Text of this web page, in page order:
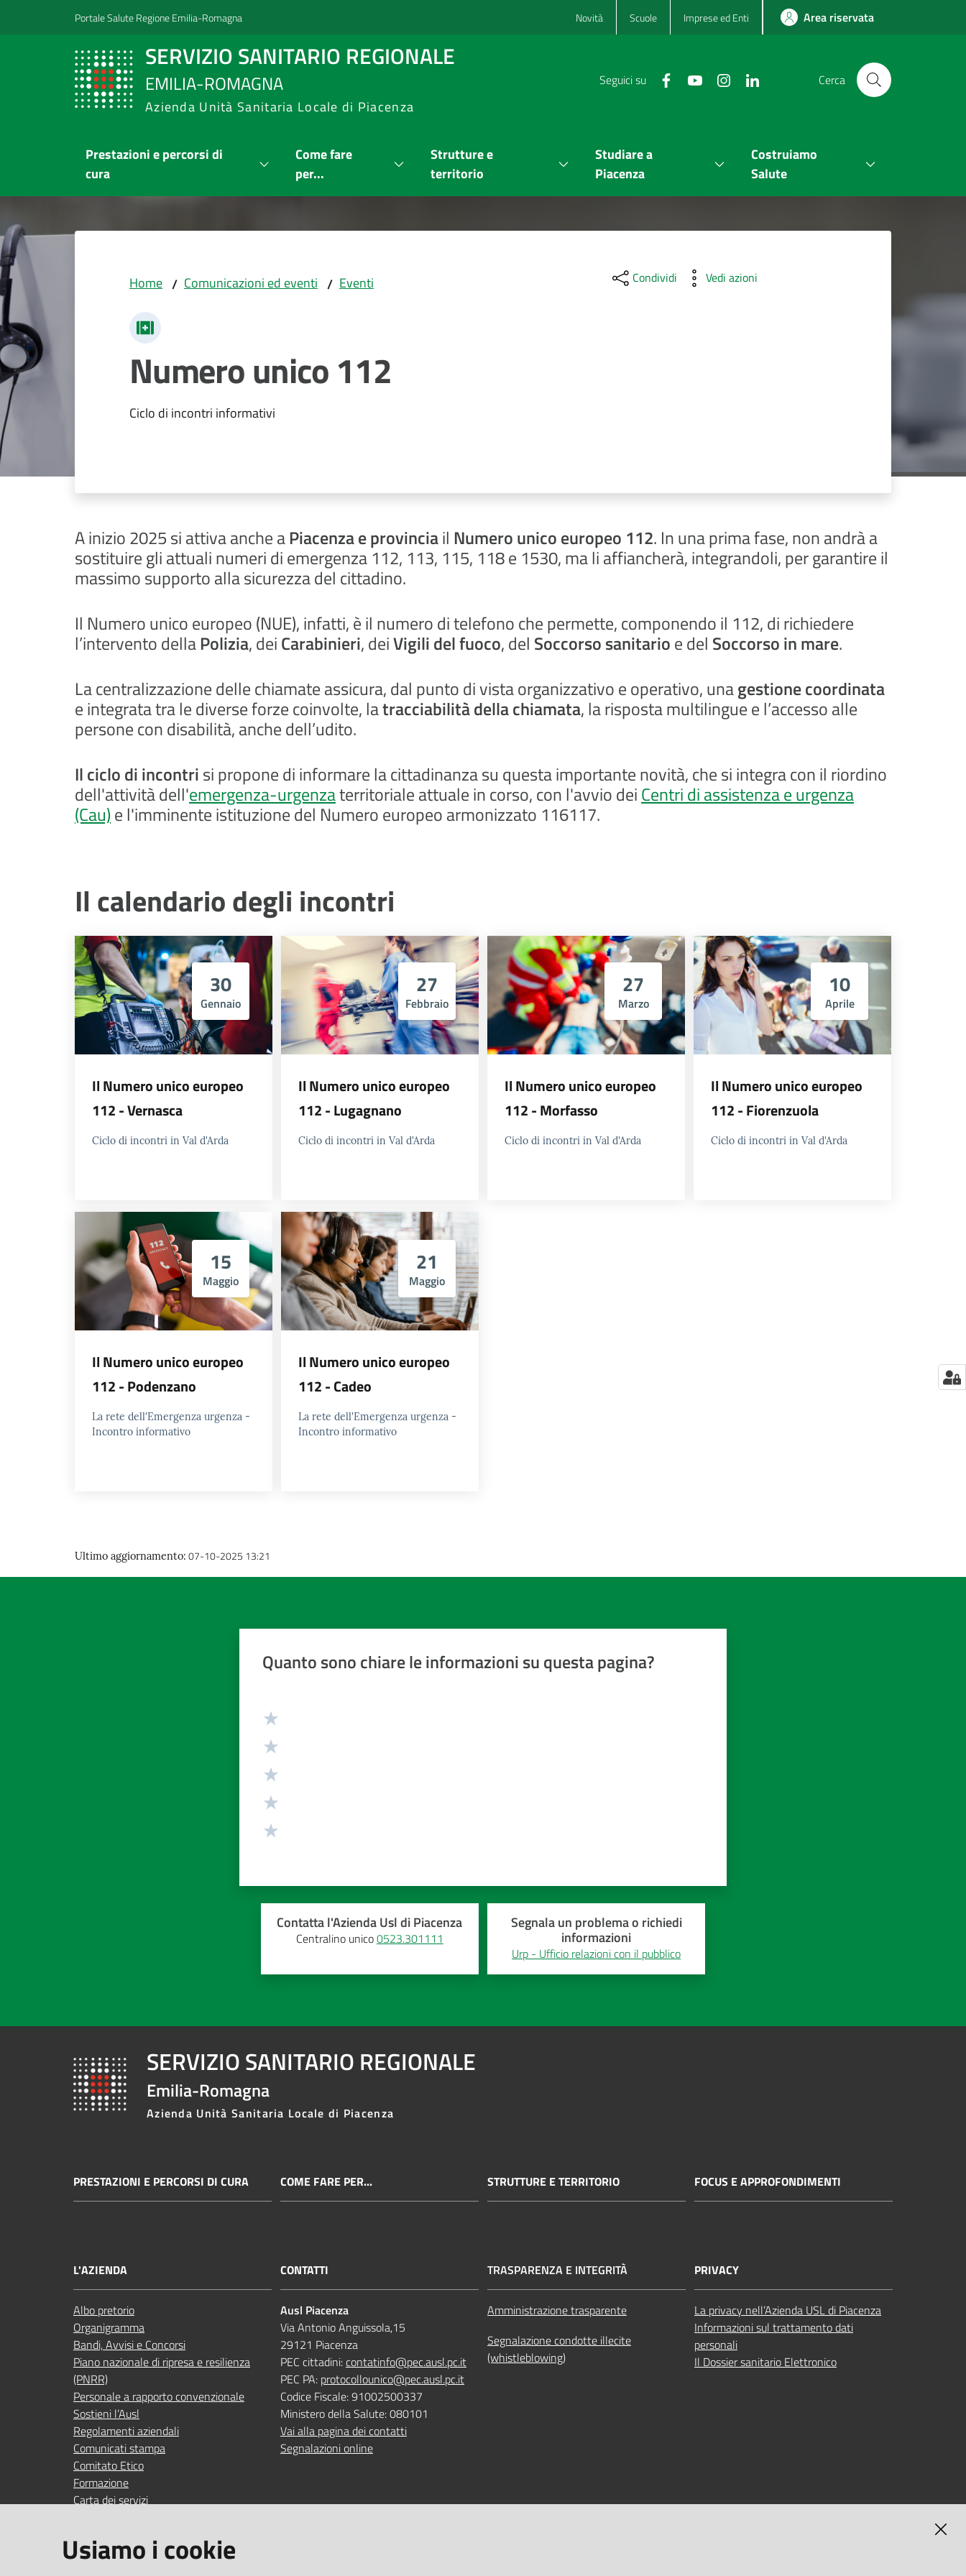
Vai al contenuto
Vai alla navigazionePortale Salute Regione Emilia-Romagna Novità Scuole Imprese ed Enti Area riservata
SERVIZIO SANITARIO REGIONALE
EMILIA-ROMAGNA
Azienda Unità Sanitaria Locale di Piacenza
Seguici su Cerca
Prestazioni e percorsi di
cura
Come fare
per...
Strutture e
territorio
Studiare a
Piacenza
Costruiamo
Salute
Home / Comunicazioni ed eventi / Eventi
Numero unico 112
Ciclo di incontri informativi
Condividi Vedi azioni
A inizio 2025 si attiva anche aPiacenza e provinciail Numero unico europeo 112. In una prima fase, non andrà a
sostituire gli attuali numeri di emergenza 112, 113, 115, 118 e 1530, ma li affiancherà, integrandoli, per garantire il
massimo supporto alla sicurezza del cittadino.
Il Numero unico europeo (NUE), infatti, è il numero di telefono che permette, componendo il 112, di richiedere
l’intervento dellaPolizia, deiCarabinieri, deiVigili del fuoco, del Soccorso sanitarioe del Soccorso in mare.
La centralizzazione delle chiamate assicura, dal punto di vista organizzativo e operativo, unagestione coordinata
e integrata tra le diverse forze coinvolte, latracciabilità della chiamata, larisposta multilingue e l’accesso alle
persone con disabilità, anche dell’udito.
Il ciclo di incontrisi propone di informare la cittadinanza su questa importante novità, che si integra con il riordino
dell'attività dell'emergenza-urgenzaterritoriale attuale in corso, con l'avvio deiCentri di assistenza e urgenza
(Cau)e l'imminente istituzione del Numero europeo armonizzato 116117.
Il calendario degli incontri
30
Gennaio
Il Numero unico europeo
112 - Vernasca
Ciclo di incontri in Val d'Arda
27
Febbraio
Il Numero unico europeo
112 - Lugagnano
Ciclo di incontri in Val d'Arda
27
Marzo
Il Numero unico europeo
112 - Morfasso
Ciclo di incontri in Val d'Arda
10
Aprile
Il Numero unico europeo
112 - Fiorenzuola
Ciclo di incontri in Val d'Arda
15
Maggio
Il Numero unico europeo
112 - Podenzano
La rete dell'Emergenza urgenza -
Incontro informativo
21
Maggio
Il Numero unico europeo
112 - Cadeo
La rete dell'Emergenza urgenza -
Incontro informativo
Ultimo aggiornamento: 07-10-2025 13:21
Quanto sono chiare le informazioni su questa pagina?
Contatta l'Azienda Usl di Piacenza
Centralino unico0523.301111
Segnala un problema o richiedi
informazioni
Urp - Ufficio relazioni con il pubblico
SERVIZIO SANITARIO REGIONALE
Emilia-Romagna
Azienda Unità Sanitaria Locale di Piacenza
PRESTAZIONI E PERCORSI DI CURA COME FARE PER... STRUTTURE E TERRITORIO FOCUS E APPROFONDIMENTI
L'AZIENDA
Albo pretorio
Organigramma
Bandi, Avvisi e Concorsi
Piano nazionale di ripresa e resilienza
(PNRR)
Personale a rapporto convenzionale
Sostieni l’Ausl
Regolamenti aziendali
Comunicati stampa
Comitato Etico
Formazione
Carta dei servizi
CONTATTI
Ausl Piacenza
Via Antonio Anguissola,15
29121 Piacenza
PEC cittadini:contatinfo@pec.ausl.pc.it
PEC PA: protocollounico@pec.ausl.pc.it
Codice Fiscale: 91002500337
Ministero della Salute: 080101
Vai alla pagina dei contatti
Segnalazioni online
TRASPARENZA E INTEGRITÀ
Amministrazione trasparente
Segnalazione condotte illecite
(whistleblowing)
PRIVACY
La privacy nell’Azienda USL di Piacenza
Informazioni sul trattamento dati
personali
Il Dossier sanitario Elettronico
SEGUICI SU
Usiamo i cookie